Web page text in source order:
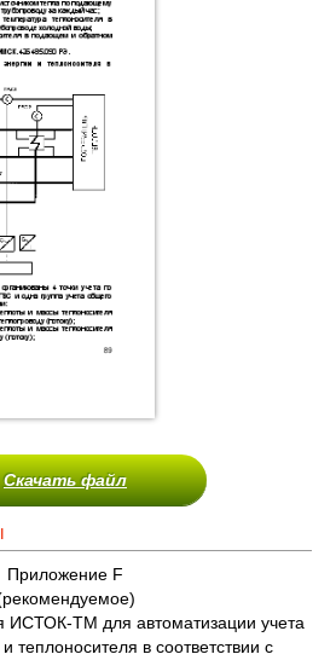
Скачать файл
Приложение F
ИСТОК-ТМ для автоматизации учета
теплоносителя в соответствии с